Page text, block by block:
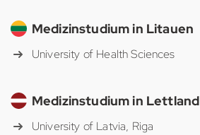
Medizinstudium in Litauen
University of Health Sciences
Medizinstudium in Lettland
University of Latvia, Riga